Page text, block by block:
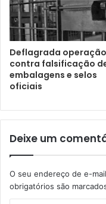
Deflagrada operação
contra falsificação
embalagens e selos
oficiais
Deixe um
O seu endereço de e-
obrigatórios são